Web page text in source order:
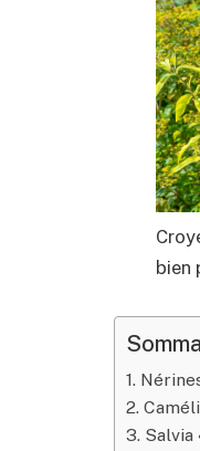
bien
1.
2.
3. Salvia